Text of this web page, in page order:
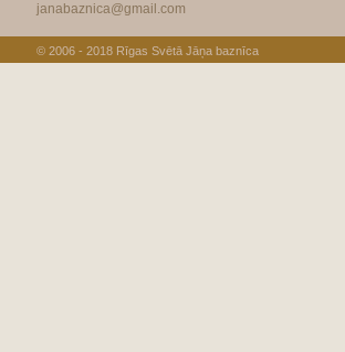
janabaznica@gmail.com
© 2006 - 2018 Rīgas Svētā Jāņa baznīca